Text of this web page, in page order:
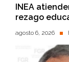
INEA
rezago
agosto 6, 2026